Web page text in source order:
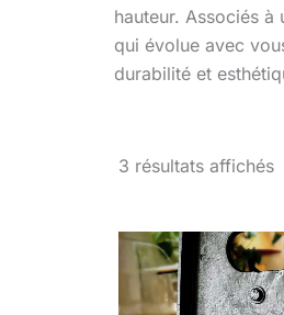
hauteur. Associés
qui évolue avec
durabilité et
3 résultats affichés